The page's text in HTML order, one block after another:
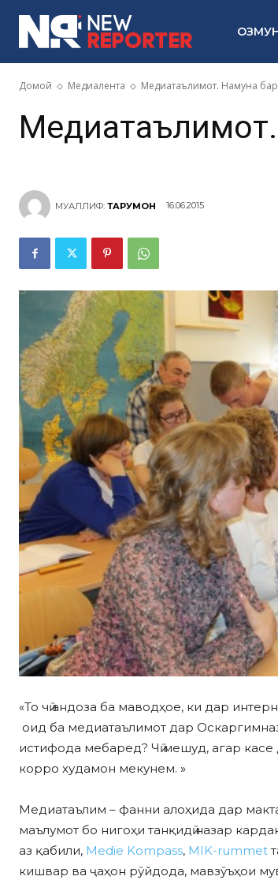
Домой Медиалента Медиатаълимот. Намуна
Медиатаълимот.
МУАЛЛИФ: ТАРҶУМОН 16.06.2015
«То чӣ андоза ба маводҳое, ки дар
оид ба медиатаълимот дар
истифода мебаред? Чӣ мешуд, агар
корро худамон мекунем. »
Медиатаълим – фанни алоҳида дар
маълумот бо нигоҳи танқидӣ назар
аз қабили, Medie Kompass, MIK-rummet
кишвар ва ҷаҳон рӯйдода, мавзӯъҳои